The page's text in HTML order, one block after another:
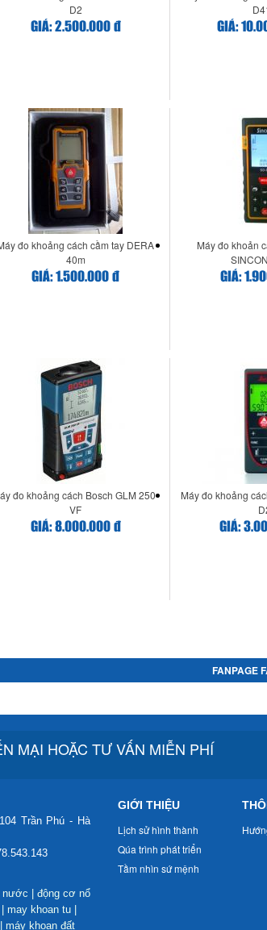
D2
GIÁ: 2.500.000 đ GIÁ:
đo khoảng cách cầm tay DERA
40m
GIÁ: 1.500.000 đ
Máy đo khoản
GIÁ:
đo khoảng cách Bosch GLM 250-
VF
GIÁ: 8.000.000 đ
Máy đo khoảng
GIÁ:
FANPAGE
MẠI HOẶC TƯ VẤN MIỄN PHÍ
Trần Phú - Hà
nước
động cơ nổ
may khoan tu
máy khoan đất
GIỚI THIỆU
Lịch sử hình thành
Qúa trình phát triển
Tầm nhìn sứ mệnh